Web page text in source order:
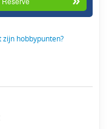
zijn hobbypunten?